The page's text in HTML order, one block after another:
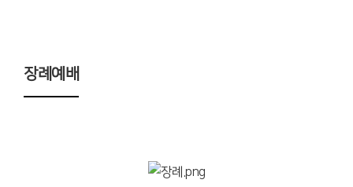
장례예배